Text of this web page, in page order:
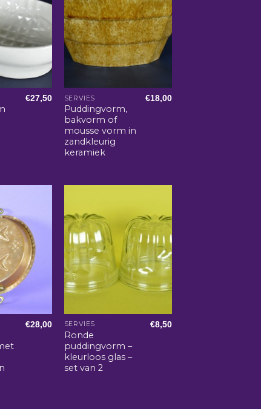
€27,50 SERVIES
Puddingvorm,
bakvorm of
mousse vorm in
zandkleurig
keramiek
€18,00
€28,00 SERVIES
Ronde
puddingvorm –
kleurloos glas –
set van 2
€8,50